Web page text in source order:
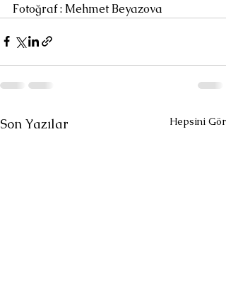
Fotoğraf : Mehmet Beyazova
Son Yazılar Hepsini Gör